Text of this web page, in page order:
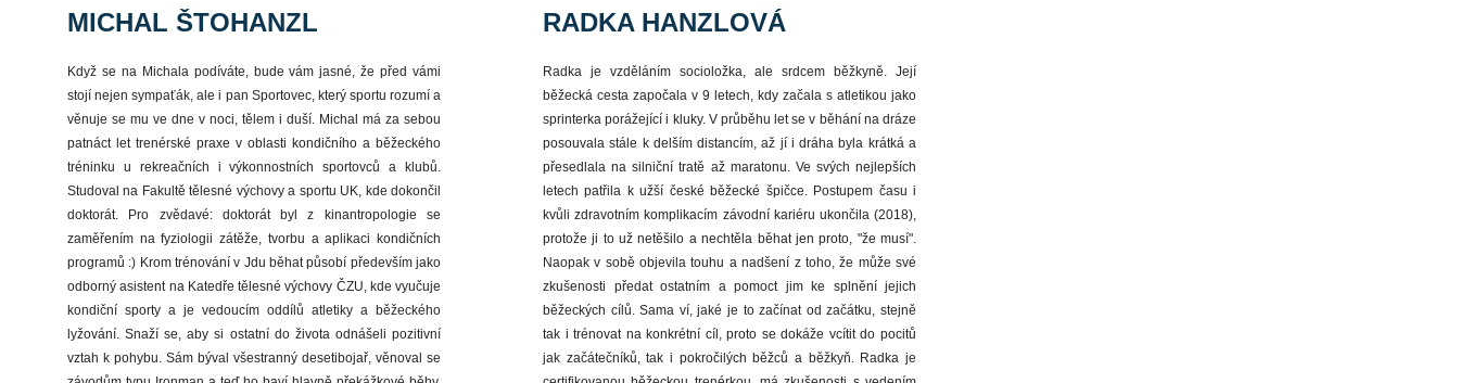
MICHAL ŠTOHANZL
Když se na Michala podíváte, bude vám jasné, že před vámi
stojí nejen sympaťák, ale i pan Sportovec, který sportu rozumí a
věnuje se mu ve dne v noci, tělem i duší. Michal má za sebou
patnáct let trenérské praxe v oblasti kondičního a běžeckého
tréninku u rekreačních i výkonnostních sportovců a klubů.
Studoval na Fakultě tělesné výchovy a sportu UK, kde dokončil
doktorát. Pro zvědavé: doktorát byl z kinantropologie se
zaměřením na fyziologii zátěže, tvorbu a aplikaci kondičních
programů :) Krom trénování v Jdu běhat působí především jako
odborný asistent na Katedře tělesné výchovy ČZU, kde vyučuje
kondiční sporty a je vedoucím oddílů atletiky a běžeckého
lyžování. Snaží se, aby si ostatní do života odnášeli pozitivní
vztah k pohybu. Sám býval všestranný desetibojař, věnoval se
RADKA HANZLOVÁ
Radka je vzděláním socioložka, ale srdcem běžkyně. Její
běžecká cesta započala v 9 letech, kdy začala s atletikou jako
sprinterka porážející i kluky. V průběhu let se v běhání na dráze
posouvala stále k delším distancím, až jí i dráha byla krátká a
přesedlala na silniční tratě až maratonu. Ve svých nejlepších
letech patřila k užší české běžecké špičce. Postupem času i
kvůli zdravotním komplikacím závodní kariéru ukončila (2018),
protože ji to už netěšilo a nechtěla běhat jen proto, "že musí".
Naopak v sobě objevila touhu a nadšení z toho, že může své
zkušenosti předat ostatním a pomoct jim ke splnění jejich
běžeckých cílů. Sama ví, jaké je to začínat od začátku, stejně
tak i trénovat na konkrétní cíl, proto se dokáže vcítit do pocitů
jak začátečníků, tak i pokročilých běžců a běžkyň. Radka je